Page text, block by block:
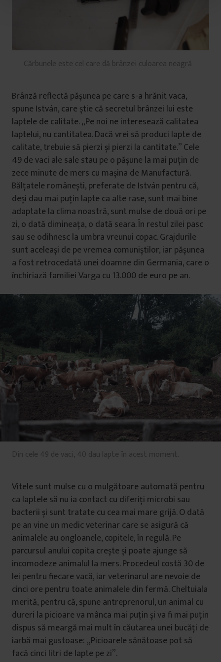
Cărbunele este cel care dă brânzei culoarea neagră
Brânză reflectă pășunea pe care s-a hrănit vaca,
spune István, care știe că secretul brânzei lui este
laptele de calitate. „Pe noi ne interesează calitatea
laptelui, nu cantitatea. Dacă vrei să produci lapte de
calitate, trebuie să pierzi și pierzi la cantitate.” Cele
49 de vaci ale sale stau pe o pășune la mai puțin de
zece minute de mers cu mașina de Manufactură.
Bălțatele românești, preferate de István pentru că,
deși dau mai puțin lapte ca alte rase, sunt mai bine
adaptate la clima noastră, sunt mulse de două ori pe
zi, o dată dimineața, o dată seara. În restul zilei pasc
sau se odihnesc la umbra vreunui copac. Grajdurile
sunt aceleași de pe vremea comuniștilor, iar pășunea
a fost retrocedată unei doamne din Germania, care o
închiriază familiei Varga cu 13.000 de euro pe an.
Din cele 49 de vaci, 40 dau lapte în acest moment.
Vitele sunt mulse cu o mulgătoare automată pentru
ca laptele să nu ia contact cu diferiți microbi sau
bacterii și sunt tratate cu cea mai mare grijă. O dată
pe an vine un medic veterinar care se asigură că
animalele au ongloanele, copitele, în regulă. Pe
parcursul anului copita crește și poate ajunge să
incomodeze animalul la mers. Procedeul costă 30 de
lei pentru fiecare vacă, iar veterinarul are nevoie de
cinci ore pentru toate animalele din fermă. Cheltuiala
merită, pentru că, spune antreprenorul, un animal cu
dureri la picioare va mânca mai puțin și va fi mai puțin
dispus să meargă mai mult în căutarea unei bucăți de
iarbă mai gustoase: „Picioarele sănătoase pot să
facă cinci litri de lapte pe zi”.